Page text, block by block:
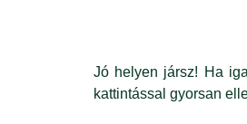
Jó helyen jársz! Ha
kattintással gyorsan